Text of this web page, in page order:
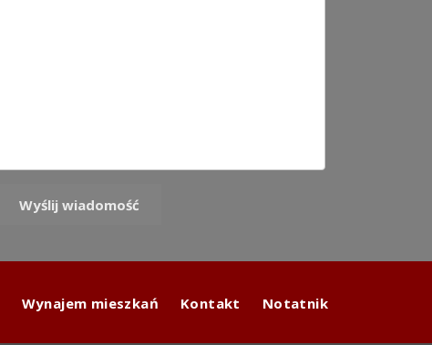
Wynajem mieszkań Kontakt Notatnik